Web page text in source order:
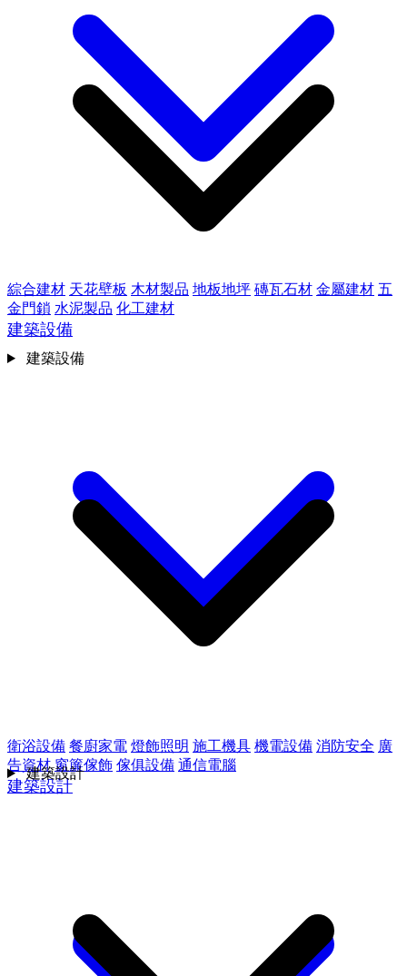
綜合建材 天花壁板 木材製品 地板地坪 磚瓦石材 金屬建材 五
金門鎖 水泥製品 化工建材
建築設備
衛浴設備 餐廚家電 燈飾照明 施工機具 機電設備 消防安全 廣
告資材 窗簾傢飾 傢俱設備 通信電腦
建築設計
建築設備
建築設計